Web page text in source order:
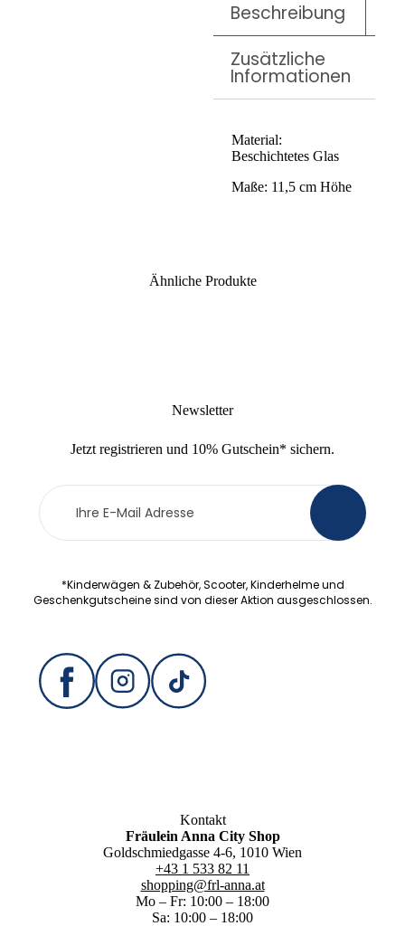
Beschreibung
Zusätzliche
Informationen
Material:
Beschichtetes Glas
Maße: 11,5 cm Höhe
Ähnliche Produkte
Newsletter
Jetzt registrieren und 10% Gutschein* sichern.
Newsletter
Anmeldung
*Kinderwägen & Zubehör, Scooter, Kinderhelme und
Geschenkgutscheine sind von dieser Aktion ausgeschlossen.
Kontakt
Fräulein Anna City Shop
Goldschmiedgasse 4-6, 1010 Wien
+43 1 533 82 11
shopping@frl-anna.at
Mo – Fr: 10:00 – 18:00
Sa: 10:00 – 18:00